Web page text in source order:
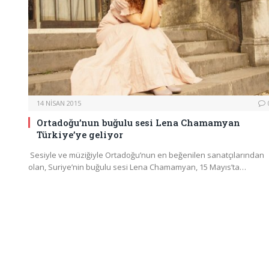
14 NISAN 2015
Ortadoğu’nun buğulu sesi Lena Chamamyan
Türkiye’ye geliyor
Sesiyle ve müziğiyle Ortadoğu’nun en beğenilen sanatçılarından
olan, Suriye’nin buğulu sesi Lena Chamamyan, 15 Mayıs’ta…